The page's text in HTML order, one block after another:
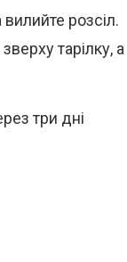
розсіл.
тарілку, а
три дні